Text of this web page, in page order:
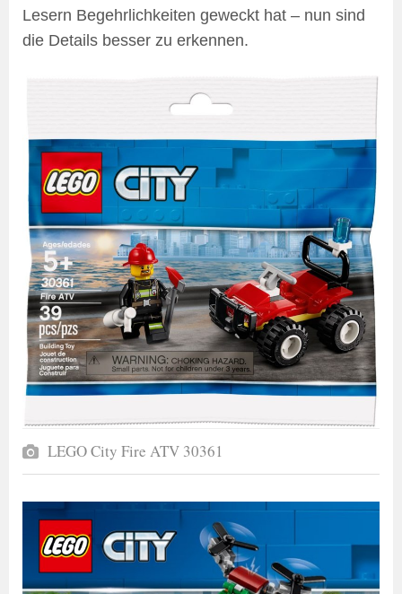
Lesern Begehrlichkeiten geweckt hat – nun sind
die Details besser zu erkennen.
LEGO City Fire ATV 30361